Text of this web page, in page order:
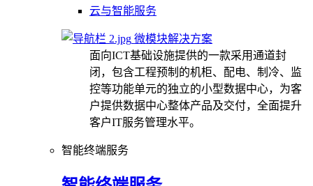
云与智能服务
微模块解决方案
面向ICT基础设施提供的一款采用通道封
闭，包含工程预制的机柜、配电、制冷、监
控等功能单元的独立的小型数据中心，为客
户提供数据中心整体产品及交付，全面提升
客户IT服务管理水平。
智能终端服务